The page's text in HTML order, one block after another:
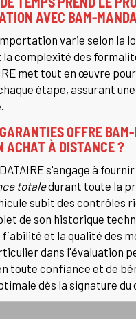
AVEC BAM-
varie selon la
la complexité des
met tout en œuvre pour
étape, assurant
OFFRE
ACHAT À DISTANCE ?
s'engage à fournir
totaledurant toute la
subit des contrôles
de son historique
et la qualité des
dans l'évaluation
toute confiance et de
dès la signature